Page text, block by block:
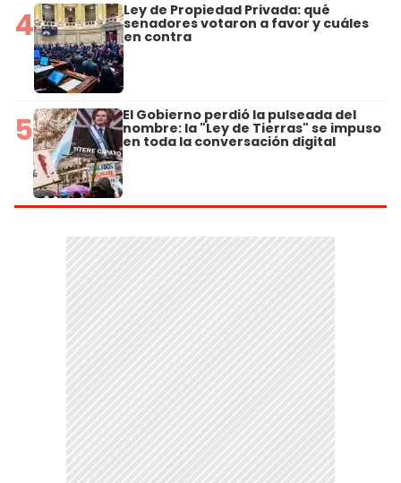
4 Ley de Propiedad Privada: qué
senadores votaron a favor y cuáles
en contra
5 El Gobierno perdió la pulseada del
nombre: la "Ley de Tierras" se impuso
en toda la conversación digital